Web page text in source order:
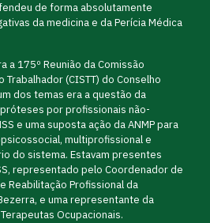
de forma absolutamente
da medicina e da Perícia Médica
a 175º Reunião da Comissão
(CISTT) do Conselho
dos temas era a questão da
por profissionais não-
e uma suposta ação da ANMP para
multiprofissional e
do sistema. Estavam presentes
representado pelo Coordenador de
Reabilitação Profissional da
e uma representante da
Ocupacionais.